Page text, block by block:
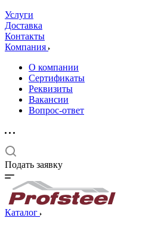
Услуги
Доставка
Контакты
Компания
О компании
Сертификаты
Реквизиты
Вакансии
Вопрос-ответ
Подать заявку
Каталог